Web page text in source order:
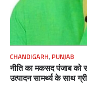
CHANDIGARH, PUNJAB
नीति का मकसद पंजाब
उत्पादन सामर्थ्य के साथ